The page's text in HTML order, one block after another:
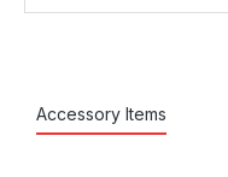
Accessory Items